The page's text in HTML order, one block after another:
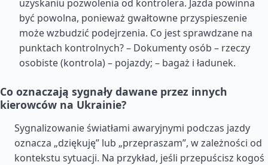
uzyskaniu pozwolenia od kontrolera. Jazda powinna
być powolna, ponieważ gwałtowne przyspieszenie
może wzbudzić podejrzenia. Co jest sprawdzane na
punktach kontrolnych? – Dokumenty osób – rzeczy
osobiste (kontrola) – pojazdy; – bagaż i ładunek.
Co oznaczają sygnały dawane przez innych
kierowców na Ukrainie?
Sygnalizowanie światłami awaryjnymi podczas jazdy
oznacza „dziękuję” lub „przepraszam”, w zależności od
kontekstu sytuacji. Na przykład, jeśli przepuścisz kogoś